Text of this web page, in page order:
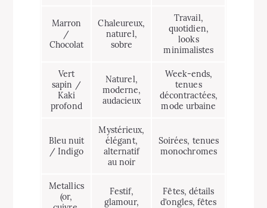
Marron
/
Chocolat
Chaleureux,
naturel,
sobre
Travail,
quotidien,
looks
minimalistes
Vert
sapin /
Kaki
profond
Naturel,
moderne,
audacieux
Week-ends,
tenues
décontractées,
mode urbaine
Bleu nuit
/ Indigo
Mystérieux,
élégant,
alternatif
au noir
Soirées, tenues
monochromes
Metallics
(or,
Festif,
glamour,
Fêtes, détails
d’ongles, fêtes